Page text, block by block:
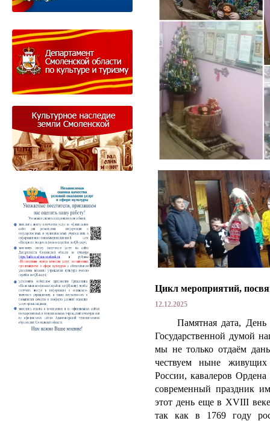
Цикл мероприятий,
12.12.2025
Памятная дата, День
Государственной думой
мы не только отдаём
чествуем ныне живущих
России, кавалеров
современный праздник
этот день еще в XVIII веке
так как в 1769 году